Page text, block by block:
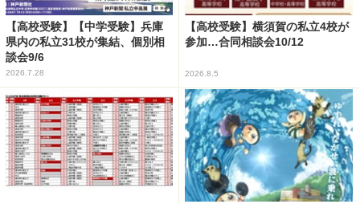
【高校受験】【中学受験】兵庫
県内の私立31校が集結、個別相
談会9/6
2026.7.28
【高校受験】横須賀の私立4校が
参加…合同相談会10/12
2026.8.5